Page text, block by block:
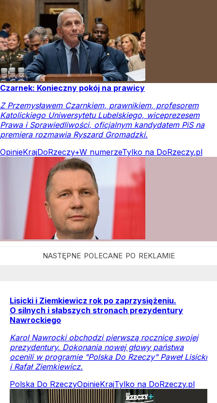
Czarnek: Konieczny pokój na prawicy
Z Przemysławem Czarnkiem, prawnikiem, profesorem
Katolickiego Uniwersytetu Lubelskiego, wiceprezesem
Prawa i Sprawiedliwości, oficjalnym kandydatem PiS na
premiera rozmawia Ryszard Gromadzki.
OpinieKrajDoRzeczy+W numerzeTylko na DoRzeczy.pl
Lisicki i Ziemkiewicz rok po zaprzysiężeniu.
O silnych i słabszych stronach prezydentury
Nawrockiego
Karol Nawrocki obchodzi pierwszą rocznicę swojej
prezydentury. Dokonania nowej głowy państwa
ocenili w programie "Polska Do Rzeczy" Paweł Lisicki
i Rafał Ziemkiewicz.
Polska Do RzeczyOpinieKrajTylko na DoRzeczy.pl